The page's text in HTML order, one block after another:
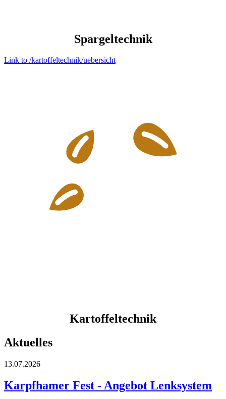
Spargel­technik
Link to /kartoffeltechnik/uebersicht
Kartoffel­technik
Aktuelles
13.07.2026
Karpfhamer Fest - Angebot Lenksystem